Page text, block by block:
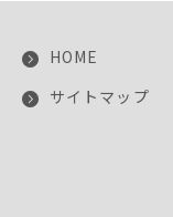
HOME
サイトマップ